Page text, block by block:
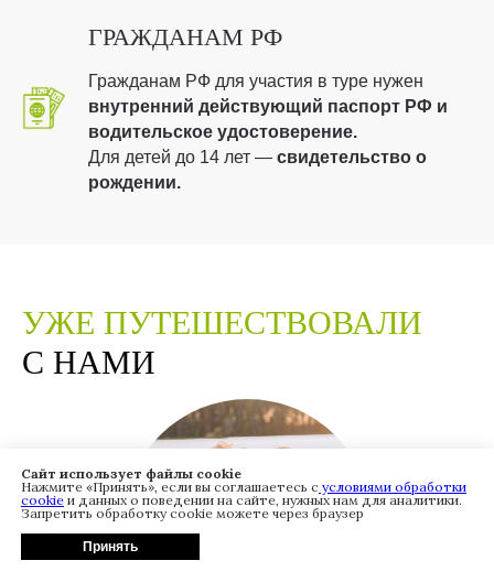
ГРАЖДАНАМ РФ
Гражданам РФ для участия в туре нужен
внутренний действующий паспорт РФ и
водительское удостоверение.
Для детей до 14 лет — свидетельство о
рождении.
УЖЕ ПУТЕШЕСТВОВАЛИ
С НАМИ
Сайт использует файлы cookie
Нажмите «Принять», если вы соглашаетесь с условиями обработки
cookie и данных о поведении на сайте, нужных нам для аналитики.
Запретить обработку cookie можете через браузер
Принять